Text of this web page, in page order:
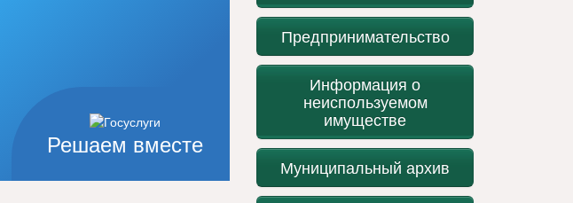
Решаем вместе
Предпринимательство
Информация о
неиспользуемом
имуществе
Муниципальный архив